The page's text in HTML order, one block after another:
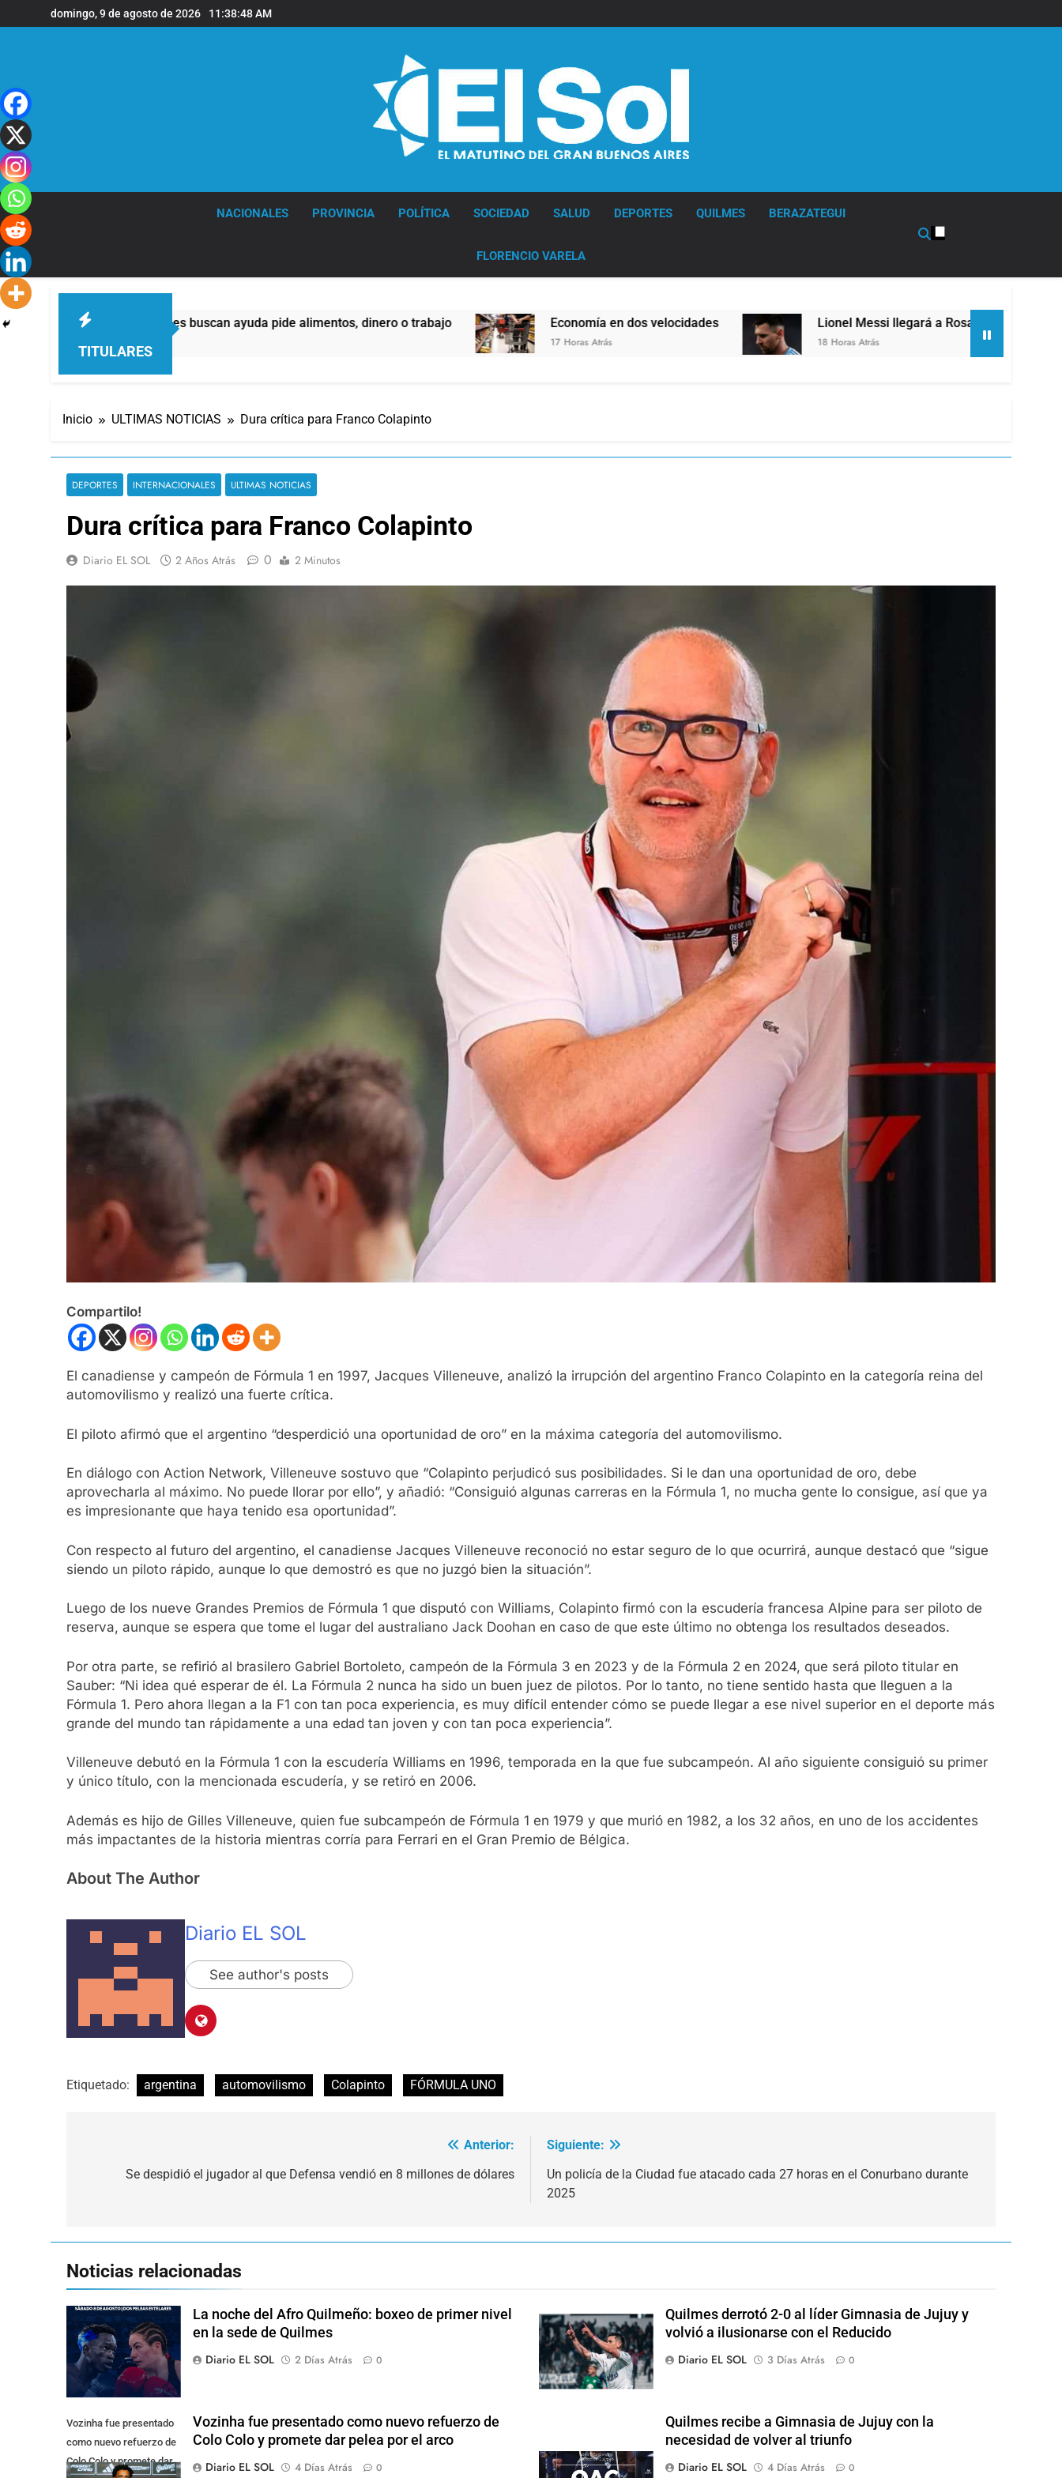
al
domingo, 9 de agosto de 2026 11:38:49 AM
NACIONALES PROVINCIA POLÍTICA SOCIEDAD SALUD DEPORTES QUILMES BERAZATEGUI
FLORENCIO VARELA
TITULARES
de quienes buscan ayuda pide alimentos, dinero o trabajo Economía en dos velocidades
17 Horas Atrás
Lionel Messi llegará a Rosario para despedir a su padre
18 Horas Atrás
Inicio ULTIMAS NOTICIAS Dura crítica para Franco Colapinto
DEPORTES INTERNACIONALES ULTIMAS NOTICIAS
Dura crítica para Franco Colapinto
Diario EL SOL 2 Años Atrás 0 2 Minutos
Compartilo!
El canadiense y campeón de Fórmula 1 en 1997, Jacques Villeneuve, analizó la irrupción del argentino Franco Colapinto en la categoría reina del
automovilismo y realizó una fuerte crítica.
El piloto afirmó que el argentino “desperdició una oportunidad de oro” en la máxima categoría del automovilismo.
En diálogo con Action Network, Villeneuve sostuvo que “Colapinto perjudicó sus posibilidades. Si le dan una oportunidad de oro, debe
aprovecharla al máximo. No puede llorar por ello”, y añadió: “Consiguió algunas carreras en la Fórmula 1, no mucha gente lo consigue, así que ya
es impresionante que haya tenido esa oportunidad”.
Con respecto al futuro del argentino, el canadiense Jacques Villeneuve reconoció no estar seguro de lo que ocurrirá, aunque destacó que “sigue
siendo un piloto rápido, aunque lo que demostró es que no juzgó bien la situación”.
Luego de los nueve Grandes Premios de Fórmula 1 que disputó con Williams, Colapinto firmó con la escudería francesa Alpine para ser piloto de
reserva, aunque se espera que tome el lugar del australiano Jack Doohan en caso de que este último no obtenga los resultados deseados.
Por otra parte, se refirió al brasilero Gabriel Bortoleto, campeón de la Fórmula 3 en 2023 y de la Fórmula 2 en 2024, que será piloto titular en
Sauber: “Ni idea qué esperar de él. La Fórmula 2 nunca ha sido un buen juez de pilotos. Por lo tanto, no tiene sentido hasta que lleguen a la
Fórmula 1. Pero ahora llegan a la F1 con tan poca experiencia, es muy difícil entender cómo se puede llegar a ese nivel superior en el deporte más
grande del mundo tan rápidamente a una edad tan joven y con tan poca experiencia”.
Villeneuve debutó en la Fórmula 1 con la escudería Williams en 1996, temporada en la que fue subcampeón. Al año siguiente consiguió su primer
y único título, con la mencionada escudería, y se retiró en 2006.
Además es hijo de Gilles Villeneuve, quien fue subcampeón de Fórmula 1 en 1979 y que murió en 1982, a los 32 años, en uno de los accidentes
más impactantes de la historia mientras corría para Ferrari en el Gran Premio de Bélgica.
About The Author
Diario EL SOL
See author's posts
Etiquetado: argentina automovilismo Colapinto FÓRMULA UNO
Anterior:
Se despidió el jugador al que Defensa vendió en 8 millones de dólares
Siguiente:
Un policía de la Ciudad fue atacado cada 27 horas en el Conurbano durante
2025
Noticias relacionadas
La noche del Afro Quilmeño: boxeo de primer nivel
en la sede de Quilmes
Diario EL SOL
2 Días Atrás 0
Quilmes derrotó 2-0 al líder Gimnasia de Jujuy y
volvió a ilusionarse con el Reducido
Diario EL SOL
3 Días Atrás 0
Vozinha fue presentado
como nuevo refuerzo de
Colo Colo y promete dar
Vozinha fue presentado como nuevo refuerzo de
Colo Colo y promete dar pelea por el arco
Diario EL SOL
4 Días Atrás 0
Quilmes recibe a Gimnasia de Jujuy con la
necesidad de volver al triunfo
Diario EL SOL
4 Días Atrás 0